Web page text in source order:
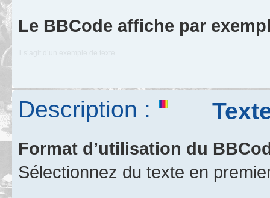
Le BBCode affiche par
Description : Texte
Format d’utilisation du
Sélectionnez du texte en